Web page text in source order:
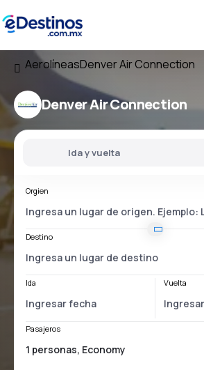
AerolíneasDenver Air Connection
Denver Air Connection
Ida y vuelta
Orgien
Destino
Ida Vuelta
Pasajeros